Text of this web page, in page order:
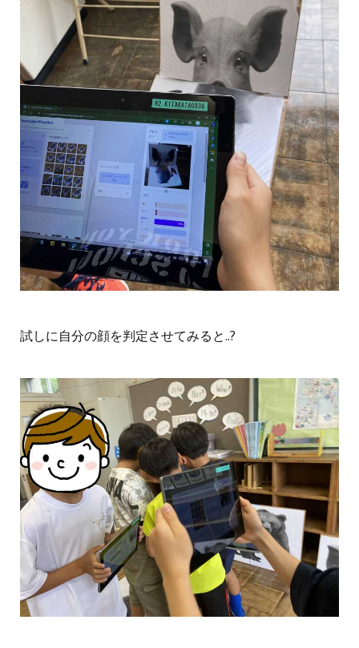
試しに自分の顔を判定させてみると..?